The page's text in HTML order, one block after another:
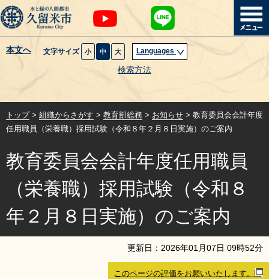
本文へ 文字サイズ 小 中 大 Languages
検索方法
暮らし・届出
健康・医療・福祉
観光魅力・イベント
創業・産業・ビジネス
計画・政策
トップ> 組織からさがす > 教育部総務 > お知らせ > 教育委員会会計年度
任用職員（栄養職）採用試験（令和８年２月８日実施）のご案内
教育委員会会計年度任用職員
（栄養職）採用試験（令和８
年２月８日実施）のご案内
更新日： 2026年01 月07日 09時52分
このページの評価をお願いいたします。